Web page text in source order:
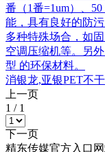
番（1番=1um）、
能，具有良好的防
多种特殊场合，如固
空调压缩机等。另
型 的环保材料。
消银龙,亚银PET不
上一页
1 / 1
下一页
精东传媒官方入口网站